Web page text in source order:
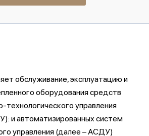
обслуживание, эксплуатацию и
оборудования средств
технологического управления
и автоматизированных систем
управления (далее – АСДУ)